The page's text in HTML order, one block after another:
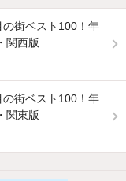
街ベスト100！年
関西版
街ベスト100！年
関東版